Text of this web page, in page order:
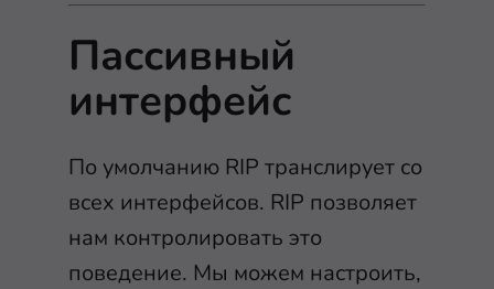
Пассивный
интерфейс
По умолчанию RIP транслирует со
всех интерфейсов. RIP позволяет
нам контролировать это
поведение. Мы можем настроить,